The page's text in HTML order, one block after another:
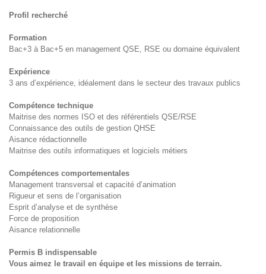
Profil recherché
Formation
Bac+3 à Bac+5 en management QSE, RSE ou domaine équivalent
Expérience
3 ans d’expérience, idéalement dans le secteur des travaux publics
Compétence technique
Maitrise des normes ISO et des référentiels QSE/RSE
Connaissance des outils de gestion QHSE
Aisance rédactionnelle
Maitrise des outils informatiques et logiciels métiers
Compétences comportementales
Management transversal et capacité d’animation
Rigueur et sens de l’organisation
Esprit d’analyse et de synthèse
Force de proposition
Aisance relationnelle
Permis B indispensable
Vous aimez le travail en équipe et les missions de terrain.